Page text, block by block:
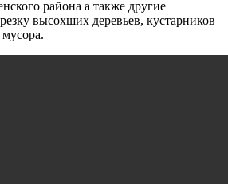
района а также другие
высохших деревьев, кустарников